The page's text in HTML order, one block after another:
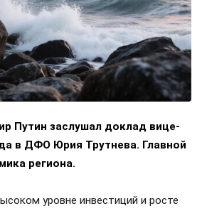
Путин заслушал доклад вице-
в ДФО Юрия Трутнева. Главной
региона.
уровне инвестиций и росте